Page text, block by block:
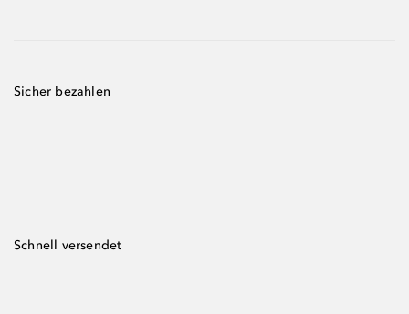
Sicher bezahlen
Schnell versendet